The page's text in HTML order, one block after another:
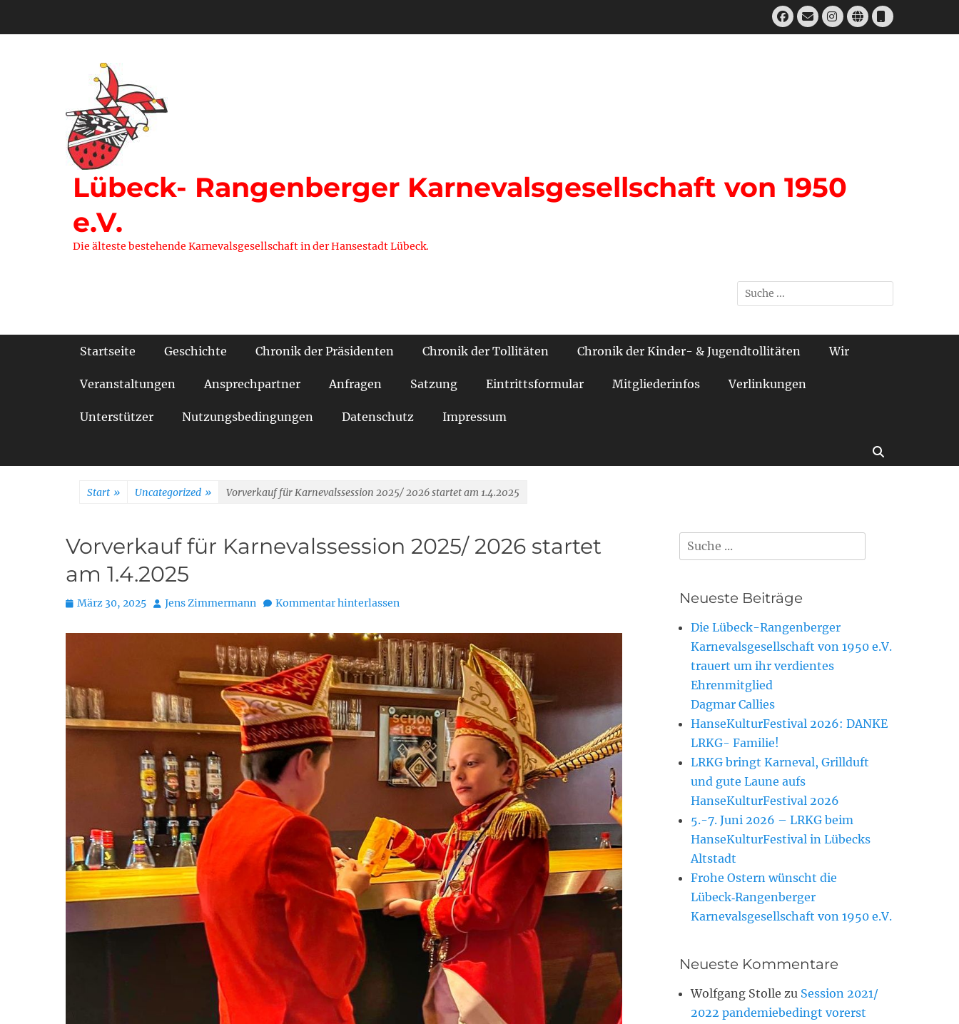
Facebook
E-
Mail
Instagram
WebsiteTelefon
Lübeck- Rangenberger Karnevalsgesellschaft von 1950
e.V.
Die älteste bestehende Karnevalsgesellschaft in der Hansestadt Lübeck.
Suchen
nach:
Primäres Menü
Startseite Geschichte Chronik der Präsidenten Chronik der Tollitäten Chronik der Kinder- & Jugendtollitäten Wir
Veranstaltungen Ansprechpartner Anfragen Satzung Eintrittsformular Mitgliederinfos Verlinkungen
Unterstützer Nutzungsbedingungen Datenschutz Impressum
Start » Uncategorized » Vorverkauf für Karnevalssession 2025/ 2026 startet am 1.4.2025
Vorverkauf für Karnevalssession 2025/ 2026 startet
am 1.4.2025
Posted
März 30, 2025 Autor
Jens Zimmermann Kommentar hinterlassen
Suchen
nach:
Neueste Beiträge
Die Lübeck-Rangenberger
Karnevalsgesellschaft von 1950 e.V.
trauert um ihr verdientes
Ehrenmitglied
Dagmar Callies
HanseKulturFestival 2026: DANKE
LRKG- Familie!
LRKG bringt Karneval, Grillduft
und gute Laune aufs
HanseKulturFestival 2026
5.-7. Juni 2026 – LRKG beim
HanseKulturFestival in Lübecks
Altstadt
Frohe Ostern wünscht die
Lübeck‑Rangenberger
Karnevalsgesellschaft von 1950 e.V.
Neueste Kommentare
Wolfgang Stolle zu Session 2021/
2022 pandemiebedingt vorerst